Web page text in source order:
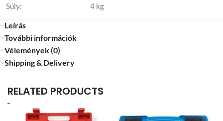
Súly: 4 kg
Leírás
További információk
Vélemények (0)
Shipping & Delivery
RELATED PRODUCTS